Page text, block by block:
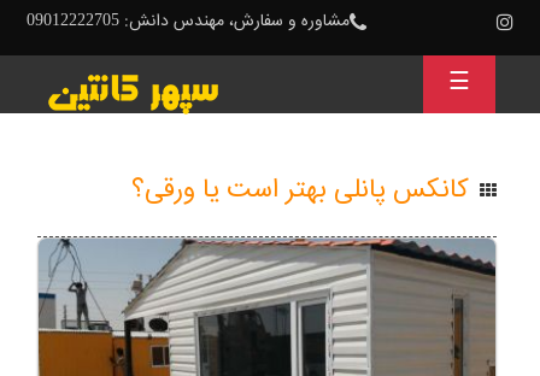
مشاوره و سفارش، مهندس دانش: 09012222705
☰
کانکس پانلی بهتر است یا ورقی؟
کانکس
پانلی
و
کانکس